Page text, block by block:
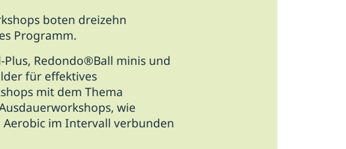
boten dreizehn
Programm.
Redondo®Ball minis und
für effektives
mit dem Thema
wie
Aerobic im Intervall verbunden